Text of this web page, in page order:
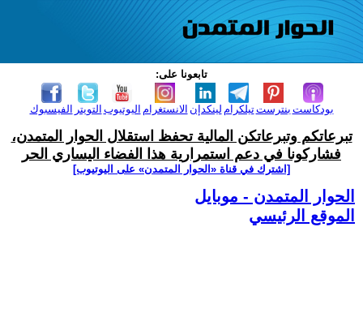
تابعونا على:
الفيسبوك التويتر اليوتيوب الانستغرام لينكدإن تيلكرامبنترست بودكاست
تبرعاتكم وتبرعاتكن المالية تحفظ استقلال الحوار المتمدن،
فشاركونا في دعم استمرارية هذا الفضاء اليساري الحر
[اشترك في قناة ‫«الحوار المتمدن» على اليوتيوب]
الحوار المتمدن - موبايل
الموقع الرئيسي